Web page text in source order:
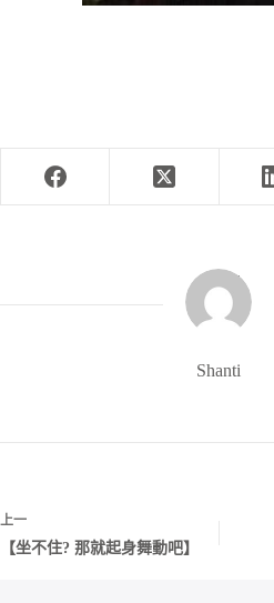
Shanti
上一
【坐不住? 那就起身舞動吧】